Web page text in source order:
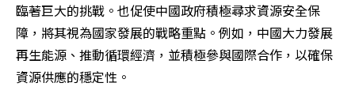
臨著巨大的挑戰。也促使中國政府積極尋求資源安全保
障，將其視為國家發展的戰略重點。例如，中國大力發展
再生能源、推動循環經濟，並積極參與國際合作，以確保
資源供應的穩定性。